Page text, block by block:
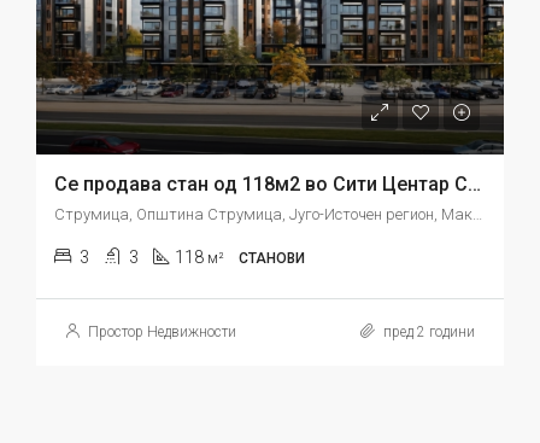
Се продава стан од 118м2 во Сити Центар Струмица
Струмица, Општина Струмица, Југо-Источен регион, Македонија
3 3 118 м² СТАНОВИ
Простор Недвижности пред 2 години